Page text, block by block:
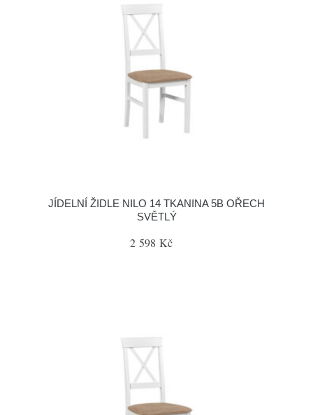
JÍDELNÍ ŽIDLE NILO 14 TKANINA 5B OŘECH
SVĚTLÝ
2 598 Kč